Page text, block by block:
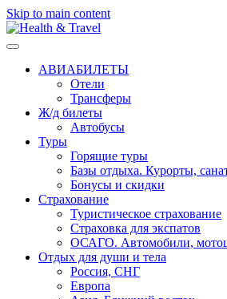
Skip to main content
АВИАБИЛЕТЫ
Отели
Трансферы
Ж/д билеты
Автобусы
Туры
Горящие туры
Базы отдыха. Курорты,
Бонусы и скидки
Страхование
Туристическое страхование
Страховка для экспатов
ОСАГО. Автомобили,
Отдых для души и тела
Россия, СНГ
Европа